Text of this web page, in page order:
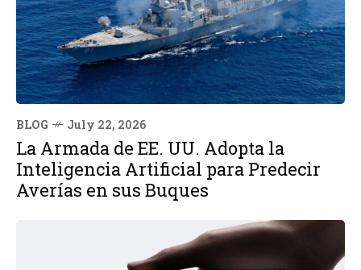
BLOG July 22, 2026
La Armada de EE. UU. Adopta la
Inteligencia Artificial para Predecir
Averías en sus Buques